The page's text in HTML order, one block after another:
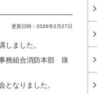
更新日時：2026年2月27日
ました。
務組合消防本部 珠
なりました。